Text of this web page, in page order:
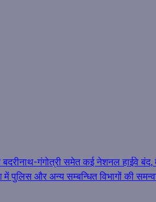
गंगोत्री समेत कई नेशनल हाईवे बंद,
पुलिस और अन्य सम्बन्धित विभागों की